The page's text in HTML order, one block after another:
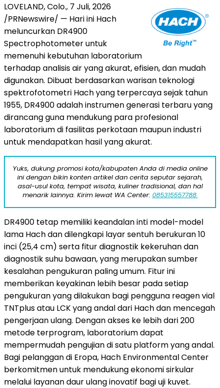
LOVELAND, Colo., 7 Juli, 2026
/PRNewswire/ — Hari ini Hach
meluncurkan DR4900
Spectrophotometer untuk
memenuhi kebutuhan laboratorium
terhadap analisis air yang akurat, efisien, dan mudah
digunakan. Dibuat berdasarkan warisan teknologi
spektrofotometri Hach yang terpercaya sejak tahun
1955, DR4900 adalah instrumen generasi terbaru yang
dirancang guna mendukung para profesional
laboratorium di fasilitas perkotaan maupun industri
untuk mendapatkan hasil yang akurat.
Yuks, dukung promosi kota/kabupaten Anda di media online
ini dengan bikin konten artikel dan cerita seputar sejarah,
asal-usul kota, tempat wisata, kuliner tradisional, dan hal
menarik lainnya. Kirim lewat WA Center: 085315557788.
DR4900 tetap memiliki keandalan inti model-model
lama Hach dan dilengkapi layar sentuh berukuran 10
inci (25,4 cm) serta fitur diagnostik kekeruhan dan
diagnostik suhu bawaan, yang merupakan sumber
kesalahan pengukuran paling umum. Fitur ini
memberikan keyakinan lebih besar pada setiap
pengukuran yang dilakukan bagi pengguna reagen vial
TNTplus atau LCK yang andal dari Hach dan mencegah
pengerjaan ulang. Dengan akses ke lebih dari 200
metode terprogram, laboratorium dapat
mempermudah pengujian di satu platform yang andal.
Bagi pelanggan di Eropa, Hach Environmental Center
berkomitmen untuk mendukung ekonomi sirkular
melalui layanan daur ulang inovatif bagi uji kuvet.